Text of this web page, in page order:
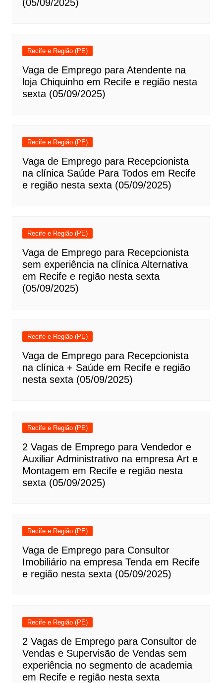
(05/09/2025)
Recife e Região (PE)
Vaga de Emprego para Atendente na
loja Chiquinho em Recife e região nesta
sexta (05/09/2025)
Recife e Região (PE)
Vaga de Emprego para Recepcionista
na clínica Saúde Para Todos em Recife
e região nesta sexta (05/09/2025)
Recife e Região (PE)
Vaga de Emprego para Recepcionista
sem experiência na clínica Alternativa
em Recife e região nesta sexta
(05/09/2025)
Recife e Região (PE)
Vaga de Emprego para Recepcionista
na clínica + Saúde em Recife e região
nesta sexta (05/09/2025)
Recife e Região (PE)
2 Vagas de Emprego para Vendedor e
Auxiliar Administrativo na empresa Art e
Montagem em Recife e região nesta
sexta (05/09/2025)
Recife e Região (PE)
Vaga de Emprego para Consultor
Imobiliário na empresa Tenda em Recife
e região nesta sexta (05/09/2025)
Recife e Região (PE)
2 Vagas de Emprego para Consultor de
Vendas e Supervisão de Vendas sem
experiência no segmento de academia
em Recife e região nesta sexta